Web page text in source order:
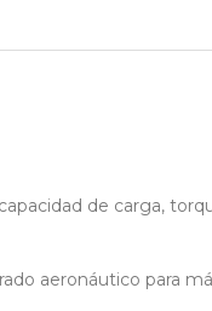
de carga,
aeronáutico para